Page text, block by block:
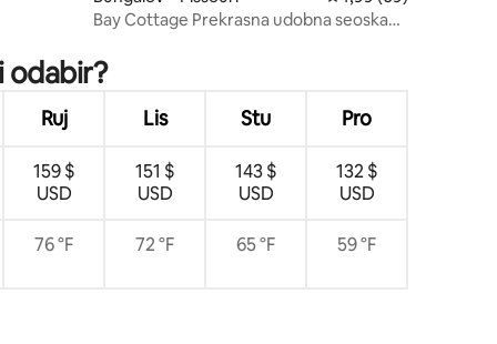
Bay Cottage Prekrasna udobna seoska
odabir?
Ruj Lis Stu Pro
159 $
USD
151 $
USD
143 $
USD
132 $
USD
76 °F 72 °F 65 °F 59 °F